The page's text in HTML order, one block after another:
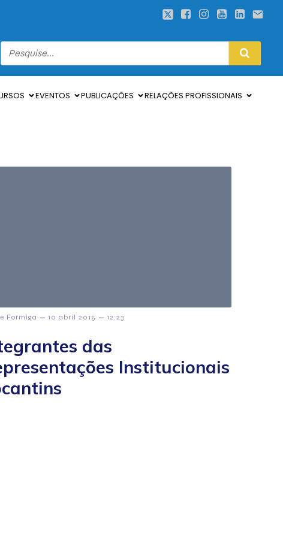
EVENTOS PUBLICAÇÕES RELAÇÕES PROFISSIONAIS
Formiga – 10 abril 2015 – 12:23
das
Institucionais